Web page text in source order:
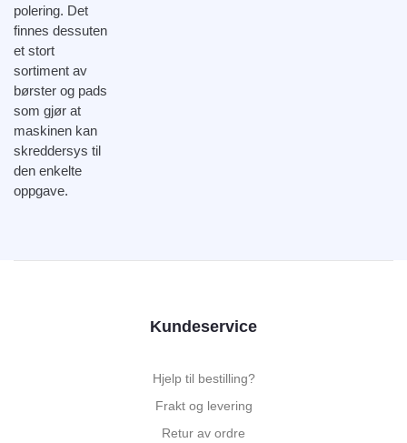
polering. Det
finnes dessuten
et stort
sortiment av
børster og pads
som gjør at
maskinen kan
skreddersys til
den enkelte
oppgave.
Kundeservice
Hjelp til bestilling?
Frakt og levering
Retur av ordre